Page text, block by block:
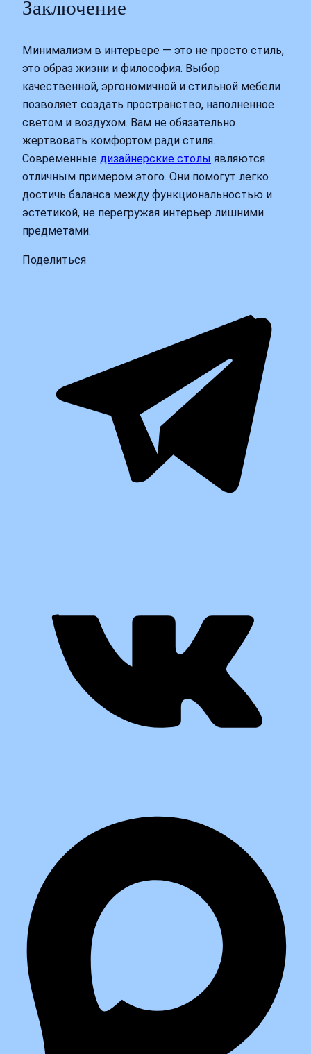
Заключение
Минимализм в интерьере — это не просто стиль,
это образ жизни и философия. Выбор
качественной, эргономичной и стильной мебели
позволяет создать пространство, наполненное
светом и воздухом. Вам не обязательно
жертвовать комфортом ради стиля.
Современные дизайнерские столы являются
отличным примером этого. Они помогут легко
достичь баланса между функциональностью и
эстетикой, не перегружая интерьер лишними
предметами.
Поделиться